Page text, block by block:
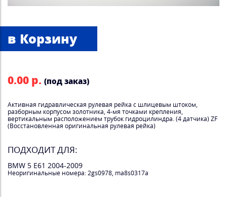
0.00 р. (под заказ)
Активная гидравлическая рулевая рейка с шлицевым штоком,
разборным корпусом золотника, 4-мя точками крепления,
вертикальным расположением трубок гидроцилиндра. (4 датчика) ZF
(Восстановленная оригинальная рулевая рейка)
ПОДХОДИТ ДЛЯ:
BMW 5 E61 2004-2009
Неоригинальные номера: 2gs0978, ma8s0317a